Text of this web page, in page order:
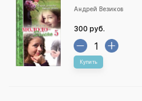
Андрей Везиков
300 руб.
Купить